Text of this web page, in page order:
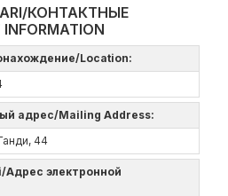
КОНТАКТНЫЕ
Location:
адрес/Mailing Address:
44
электронной